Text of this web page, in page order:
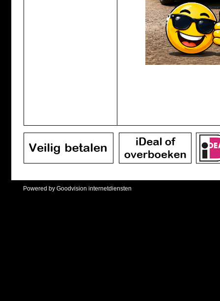
Powered by Goodvision internetdiensten